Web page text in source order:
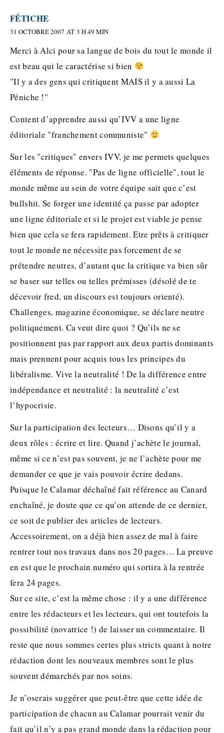
FÉTICHE
31 OCTOBRE 2007 AT 3 H 49 MIN
Merci à Alci pour sa langue de bois du tout le monde il
est beau qui le caractérise si bien
"Il y a des gens qui critiquent MAIS il y a aussi La
Péniche !"
Content d’apprendre aussi qu’IVV a une ligne
éditoriale "franchement communiste"
Sur les "critiques" envers IVV, je me permets quelques
éléments de réponse. "Pas de ligne officielle", tout le
monde même au sein de votre équipe sait que c’est
bullshit. Se forger une identité ça passe par adopter
une ligne éditoriale et si le projet est viable je pense
bien que cela se fera rapidement. Etre prêts à critiquer
tout le monde ne nécessite pas forcement de se
prétendre neutres, d’autant que la critique va bien sûr
se baser sur telles ou telles prémisses (désolé de te
décevoir fred, un discours est toujours orienté).
Challenges, magazine économique, se déclare neutre
politiquement. Ca veut dire quoi ? Qu’ils ne se
positionnent pas par rapport aux deux partis dominants
mais prennent pour acquis tous les principes du
libéralisme. Vive la neutralité ! De la différence entre
indépendance et neutralité : la neutralité c’est
l’hypocrisie.
Sur la participation des lecteurs… Disons qu’il y a
deux rôles : écrire et lire. Quand j’achète le journal,
même si ce n’est pas souvent, je ne l’achète pour me
demander ce que je vais pouvoir écrire dedans.
Puisque le Calamar déchaîné fait référence au Canard
enchaîné, je doute que ce qu’on attende de ce dernier,
ce soit de publier des articles de lecteurs.
Accessoirement, on a déjà bien assez de mal à faire
rentrer tout nos travaux dans nos 20 pages… La preuve
en est que le prochain numéro qui sortira à la rentrée
fera 24 pages.
Sur ce site, c’est la même chose : il y a une différence
entre les rédacteurs et les lecteurs, qui ont toutefois la
possibilité (novatrice !) de laisser un commentaire. Il
reste que nous sommes certes plus stricts quant à notre
rédaction dont les nouveaux membres sont le plus
souvent démarchés par nos soins.
Je n’oserais suggérer que peut-être que cette idée de
participation de chacun au Calamar pourrait venir du
fait qu’il n’y a pas grand monde dans la rédaction pour